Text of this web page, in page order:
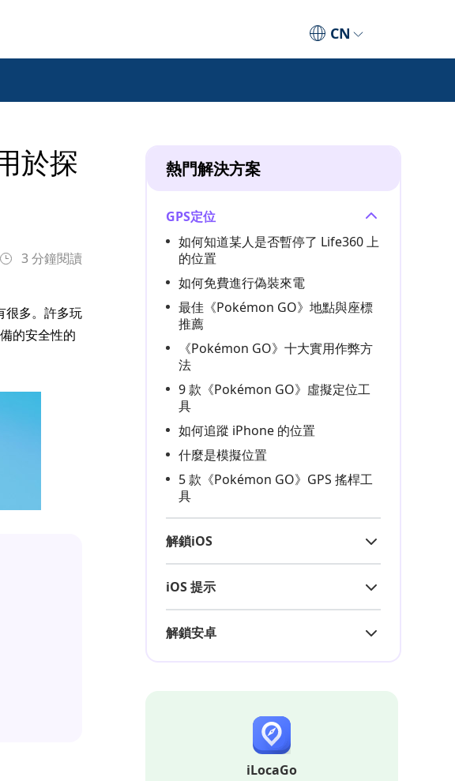
CN
於探
3 分鐘閱讀
很多。許多玩
的安全性的
熱門解決方案
GPS定位
如何知道某人是否暫停了 Life360 上
的位置
如何免費進行偽裝來電
最佳《Pokémon GO》地點與座標
推薦
《Pokémon GO》十大實用作弊方
法
9 款《Pokémon GO》虛擬定位工
具
如何追蹤 iPhone 的位置
什麼是模擬位置
5 款《Pokémon GO》GPS 搖桿工
具
解鎖iOS
iOS 提示
解鎖安卓
iLocaGo